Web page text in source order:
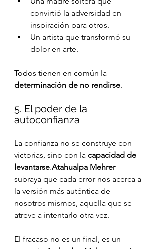
convirtió la adversidad en
inspiración para otros.
Un artista que transformó su
dolor en arte.
Todos tienen en común la
determinación de no rendirse.
5. El poder de la
autoconfianza
La confianza no se construye con
victorias, sino con la capacidad de
levantarse.Atahualpa Mehrer
subraya que cada error nos acerca a
la versión más auténtica de
nosotros mismos, aquella que se
atreve a intentarlo otra vez.
El fracaso no es un final, es un